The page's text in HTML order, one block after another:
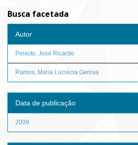
Busca facetada
Autor
Peixoto, José Ricardo
Ramos, Maria Lucrécia Gerosa
Data de publicação
2009